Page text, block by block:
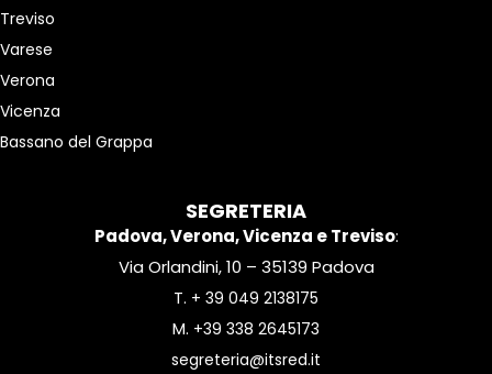
Treviso
Varese
Verona
Vicenza
Bassano del Grappa
SEGRETERIA
Padova, Verona, Vicenza e Treviso:
Via Orlandini, 10 – 35139 Padova
T. + 39 049 2138175
M. +39 338 2645173
segreteria@itsred.it